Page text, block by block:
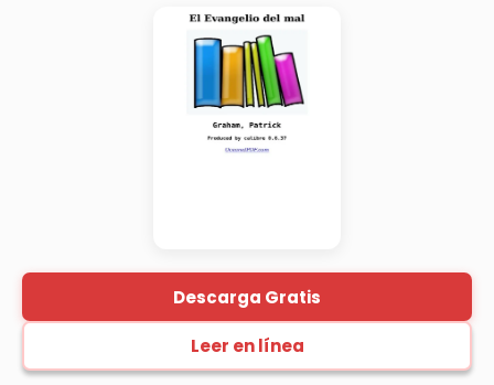
Descarga Gratis
Leer en línea